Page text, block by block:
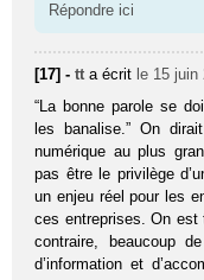
Répondre ici
[17] -tt a écrit le 15 juin
“La bonne parole se
les banalise.” On
numérique au plus
pas être le privilège
un enjeu réel pour les
ces entreprises. On est
contraire, beaucoup
d’information et